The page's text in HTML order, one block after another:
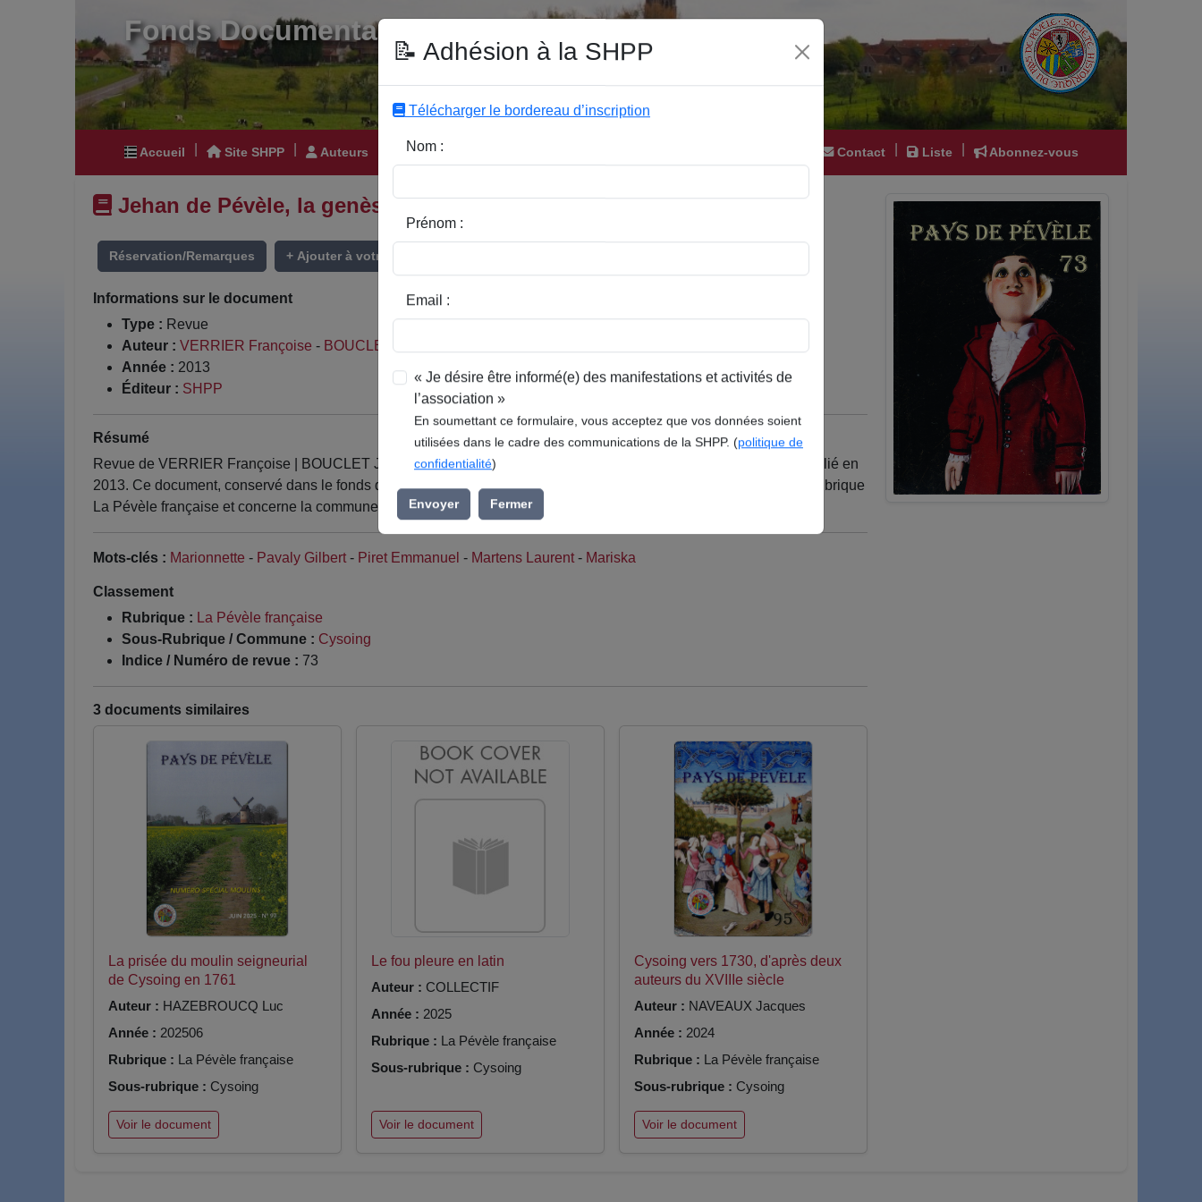
Fonds Documentaire SHPP
Accueil Site SHPP Auteurs Editeurs Contact Liste Abonnez-vous
Jehan de Pévèle, la genèse d'un spectacle historique
Réservation/Remarques + Ajouter à votre liste
Informations sur le document
Type : Revue
Auteur : VERRIER Françoise - BOUCLET Jean
Année : 2013
Éditeur : SHPP
Résumé
Revue de VERRIER Françoise | BOUCLET Jean intitulé Jehan de Pévèle, la genèse d'un spectacle historique, publié en
2013. Ce document, conservé dans le fonds de la Société Historique du Pays de Pévèle (SHPP), s’inscrit dans la rubrique
La Pévèle française et concerne la commune de Cysoing.
Mots-clés : Marionnette - Pavaly Gilbert - Piret Emmanuel - Martens Laurent - Mariska
Classement
Rubrique : La Pévèle française
Sous-Rubrique / Commune : Cysoing
Indice / Numéro de revue : 73
3 documents similaires
La prisée du moulin seigneurial
de Cysoing en 1761
Auteur : HAZEBROUCQ Luc
Année : 202506
Rubrique : La Pévèle française
Sous-rubrique : Cysoing
Voir le document
Le fou pleure en latin
Auteur : COLLECTIF
Année : 2025
Rubrique : La Pévèle française
Sous-rubrique : Cysoing
Voir le document
Cysoing vers 1730, d'après deux
auteurs du XVIIIe siècle
Auteur : NAVEAUX Jacques
Année : 2024
Rubrique : La Pévèle française
Sous-rubrique : Cysoing
Voir le document
📝 Adhésion à la SHPP
Télécharger le bordereau d’inscription
Nom :
Prénom :
Email :
« Je désire être informé(e) des manifestations et activités de
l’association »
En soumettant ce formulaire, vous acceptez que vos données soient
utilisées dans le cadre des communications de la SHPP. (politique de
confidentialité)
Envoyer Fermer